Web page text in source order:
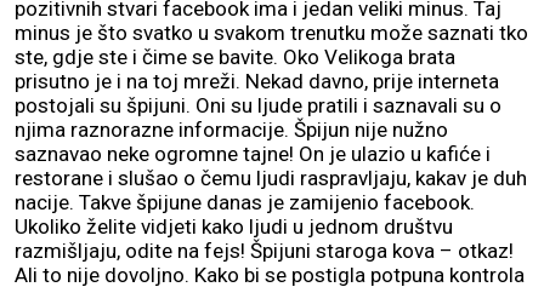
pozitivnih stvari facebook ima i jedan veliki minus. Taj
minus je što svatko u svakom trenutku može saznati tko
ste, gdje ste i čime se bavite. Oko Velikoga brata
prisutno je i na toj mreži. Nekad davno, prije interneta
postojali su špijuni. Oni su ljude pratili i saznavali su o
njima raznorazne informacije. Špijun nije nužno
saznavao neke ogromne tajne! On je ulazio u kafiće i
restorane i slušao o čemu ljudi raspravljaju, kakav je duh
nacije. Takve špijune danas je zamijenio facebook.
Ukoliko želite vidjeti kako ljudi u jednom društvu
razmišljaju, odite na fejs! Špijuni staroga kova – otkaz!
Ali to nije dovoljno. Kako bi se postigla potpuna kontrola